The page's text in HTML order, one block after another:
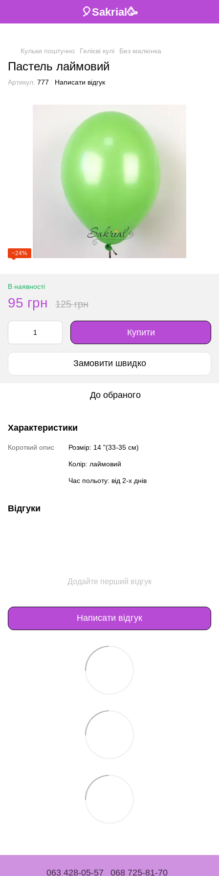
🎈Sakrial🥳
Кульки поштучно Гелієві кулі Без малюнка
Пастель лаймовий
Артикул: 777 Написати відгук
−24%
В наявності
95 грн 125 грн
Купити
Замовити швидко
До обраного
Характеристики
Короткий опис Розмір: 14 "(33-35 см)
Колір: лаймовий
Час польоту: від 2-х днів
Відгуки
Додайте перший відгук
Написати відгук
063 428-05-57 068 725-81-70